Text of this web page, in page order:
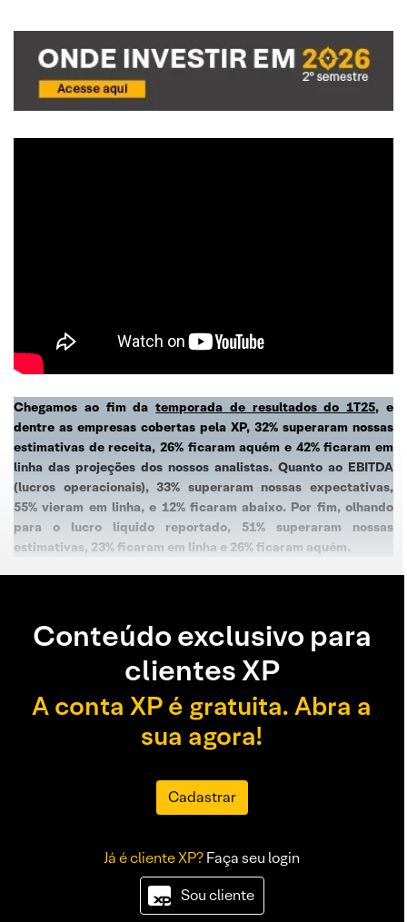
Chegamos ao fim datemporada de resultados do 1T25, e
dentre as empresas cobertas pela XP, 32% superaram nossas
estimativas de receita, 26% ficaram aquém e 42% ficaram em
linha das projeções dos nossos analistas. Quanto ao EBITDA
(lucros operacionais), 33% superaram nossas expectativas,
55% vieram em linha, e 12% ficaram abaixo. Por fim, olhando
para o lucro líquido reportado, 51% superaram nossas
estimativas, 23% ficaram em linha e 26% ficaram aquém.
Conteúdo exclusivo para
clientes XP
A conta XP é gratuita. Abra a
sua agora!
Cadastrar
Já é cliente XP?Faça seu login
Sou cliente